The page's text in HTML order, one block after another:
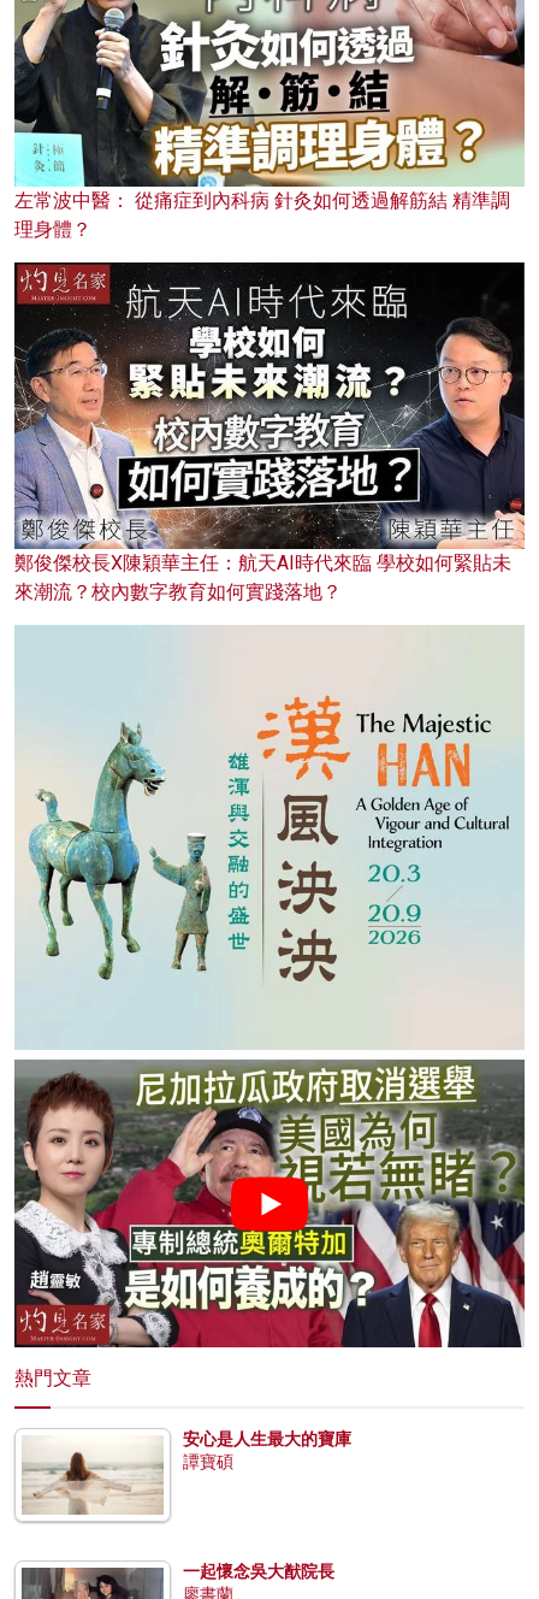
左常波中醫： 從痛症到內科病 針灸如何透過解筋結 精準調
理身體？
鄭俊傑校長X陳穎華主任：航天AI時代來臨 學校如何緊貼未
來潮流？校內數字教育如何實踐落地？
熱門文章
安心是人生最大的寶庫
譚寶碩
一起懷念吳大猷院長
廖書蘭